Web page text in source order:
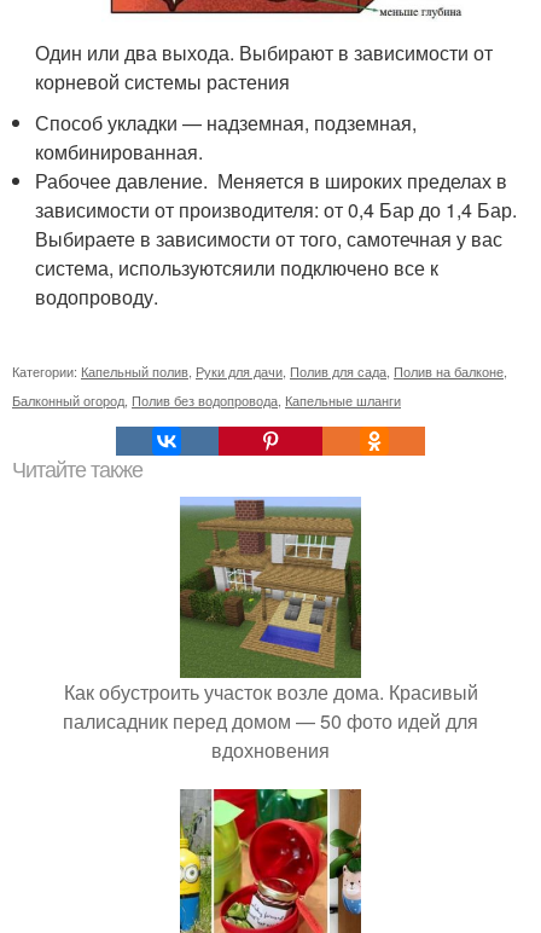
Один или два выхода. Выбирают в зависимости от
корневой системы растения
Способ укладки — надземная, подземная,
комбинированная.
Рабочее давление. Меняется в широких пределах в
зависимости от производителя: от 0,4 Бар до 1,4 Бар.
Выбираете в зависимости от того, самотечная у вас
система, используютсяили подключено все к
водопроводу.
Категории: Капельный полив Руки для дачи Полив для сада Полив на балконе
Балконный огород Полив без водопровода Капельные шланги
Читайте также
Как обустроить участок возле дома. Красивый
палисадник перед домом — 50 фото идей для
вдохновения